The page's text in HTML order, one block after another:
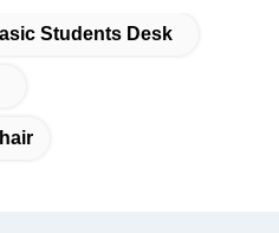
Students Desk